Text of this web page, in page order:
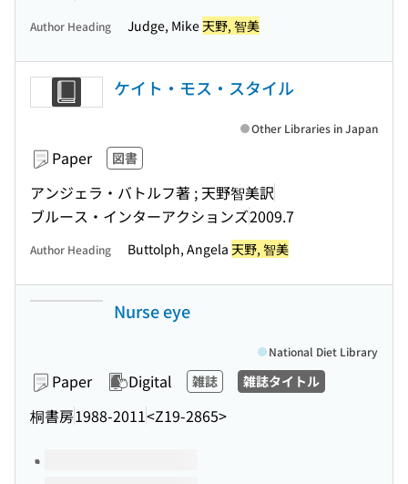
Author Heading Judge, Mike天野, 智美
ケイト・モス・スタイル
Paper 図書
アンジェラ・バトルフ著 ; 天野智美訳
ブルース・インターアクションズ2009.7
Other Libraries in Japan
Author Heading Buttolph, Angela 天野, 智美
Nurse eye
Paper Digital 雑誌 雑誌タイトル
桐書房1988-2011<Z19-2865>
National Diet Library
Volumes of this title